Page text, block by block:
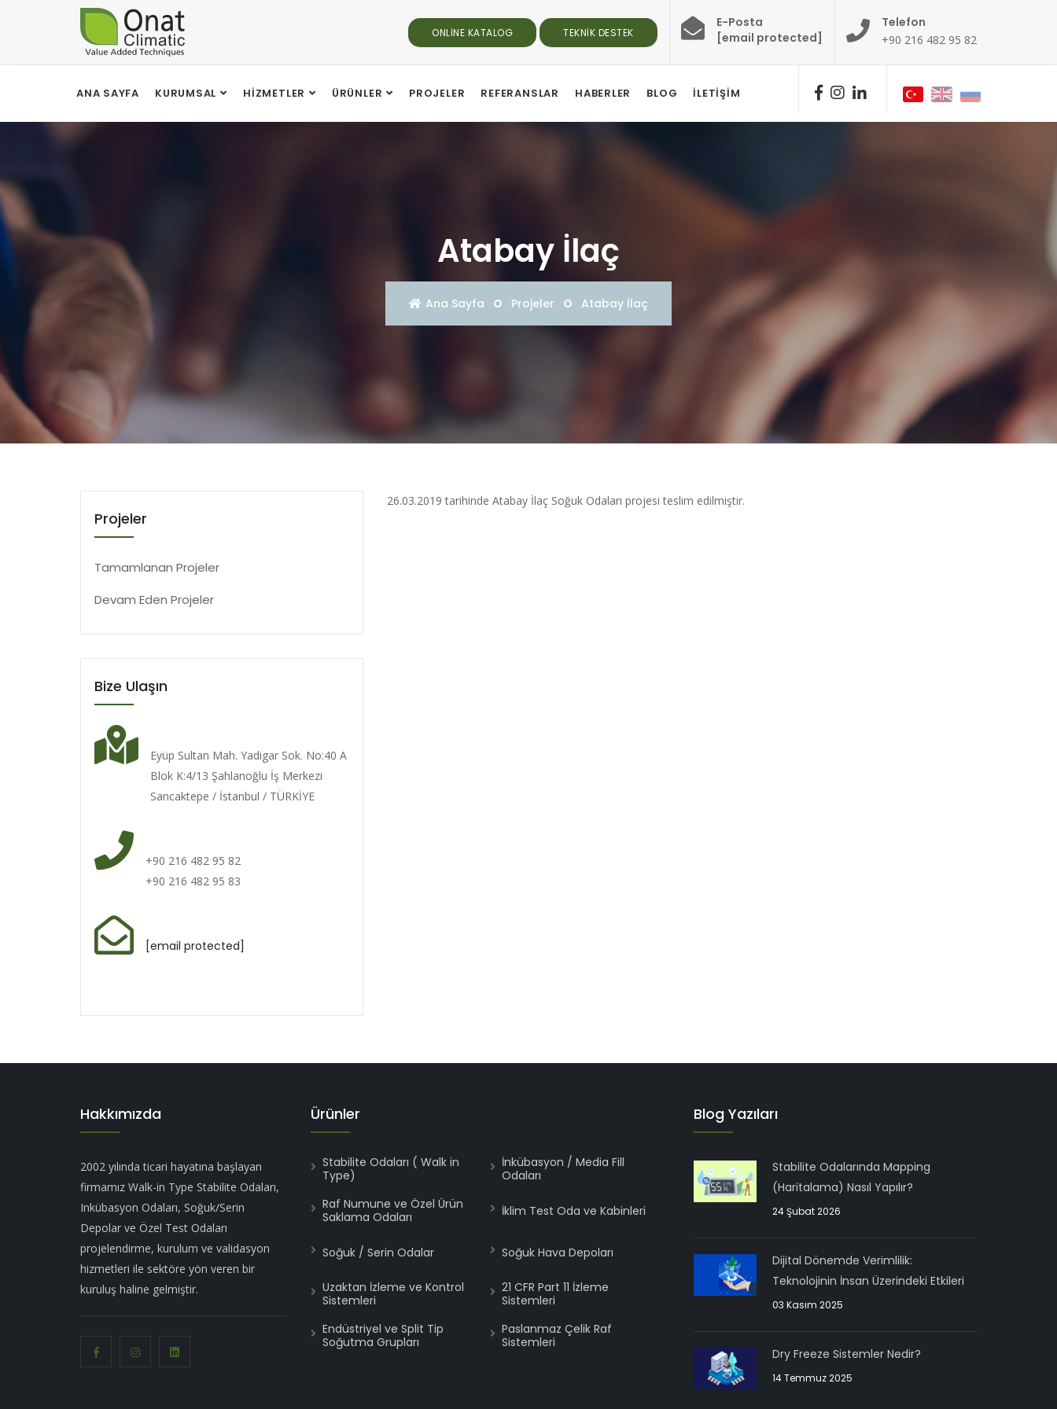
ONLINE KATALOG TEKNIK DESTEK
E-Posta
[email protected]
Telefon
+90 216 482 95 82
ANA SAYFA KURUMSAL HIZMETLER ÜRÜNLER PROJELER REFERANSLAR HABERLER BLOG İLETIŞIM
Atabay İlaç
Ana Sayfa Projeler Atabay İlaç
Projeler
Tamamlanan Projeler
Devam Eden Projeler
Bize Ulaşın
Eyüp Sultan Mah. Yadigar Sok. No:40 A
Blok K:4/13 Şahlanoğlu İş Merkezi
Sancaktepe / İstanbul / TÜRKİYE
+90 216 482 95 82
+90 216 482 95 83
[email protected]
26.03.2019 tarihinde Atabay İlaç Soğuk Odaları projesi teslim edilmiştir.
Hakkımızda
2002 yılında ticari hayatına başlayan
firmamız Walk-in Type Stabilite Odaları,
Inkübasyon Odaları, Soğuk/Serin
Depolar ve Özel Test Odaları
projelendirme, kurulum ve validasyon
hizmetleri ile sektöre yön veren bir
kuruluş haline gelmiştir.
Ürünler
Stabilite Odaları ( Walk in
Type)
İnkübasyon / Media Fill
Odaları
Raf Numune ve Özel Ürün
Saklama Odaları
İklim Test Oda ve Kabinleri
Soğuk / Serin Odalar Soğuk Hava Depoları
Uzaktan İzleme ve Kontrol
Sistemleri
21 CFR Part 11 İzleme
Sistemleri
Endüstriyel ve Split Tip
Soğutma Grupları
Paslanmaz Çelik Raf
Sistemleri
Blog Yazıları
Stabilite Odalarında Mapping
(Haritalama) Nasıl Yapılır?
24 Şubat 2026
Dijital Dönemde Verimlilik:
Teknolojinin İnsan Üzerindeki Etkileri
03 Kasım 2025
Dry Freeze Sistemler Nedir?
14 Temmuz 2025